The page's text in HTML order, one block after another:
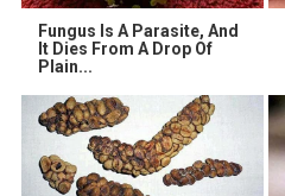
Fungus Is A Parasite, And
It Dies From A Drop Of
Plain...